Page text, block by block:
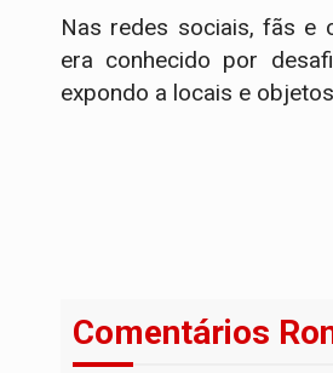
Nas redes sociais, fãs e
era conhecido por
expondo a locais e
Comentários